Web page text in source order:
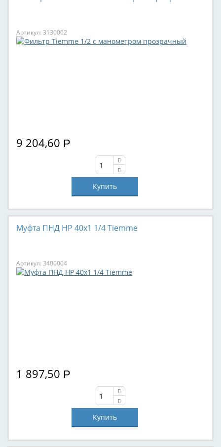
Артикул: 3130002
9 204,60 Р
Муфта ПНД НР 40x1 1/4 Tiemme
Артикул: 3400004
1 897,50 Р